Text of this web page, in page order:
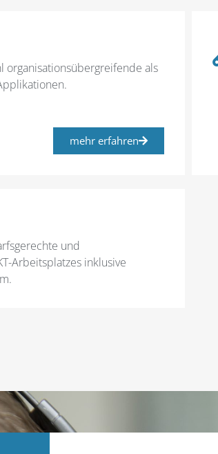
als
mehr erfahren
und
Arbeitsplatzes inklusive